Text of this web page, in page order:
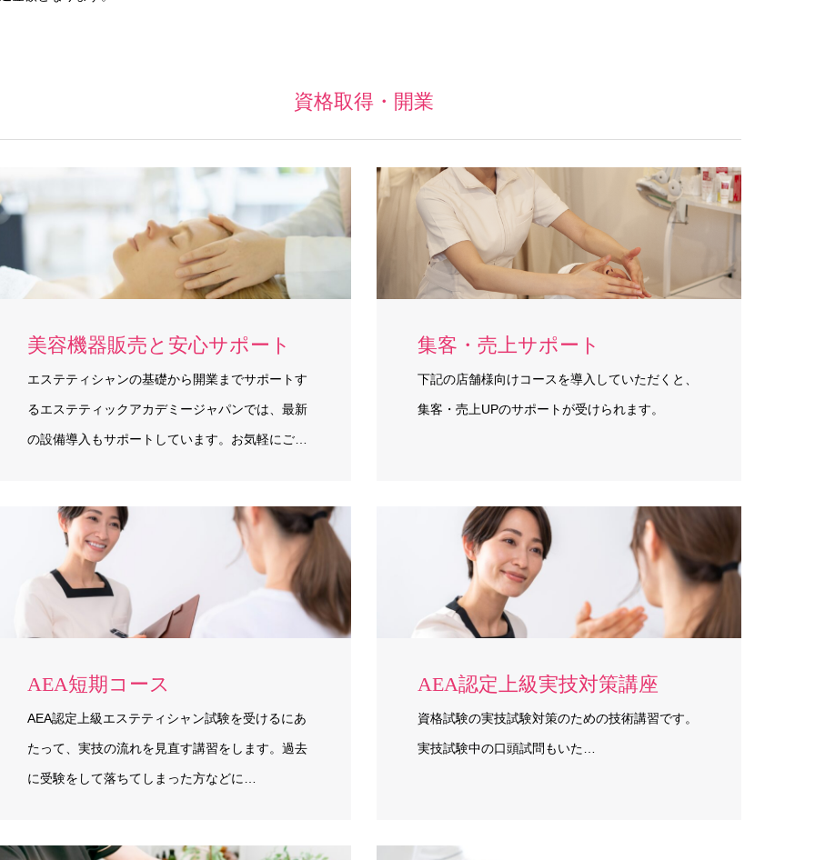
資格取得・開業
美容機器販売と安心サポート
エステティシャンの基礎から開業までサポートす
るエステティックアカデミージャパンでは、最新
の設備導入もサポートしています。お気軽にご…
集客・売上サポート
下記の店舗様向けコースを導入していただくと、
集客・売上UPのサポートが受けられます。
AEA短期コース
AEA認定上級エステティシャン試験を受けるにあ
たって、実技の流れを見直す講習をします。過去
に受験をして落ちてしまった方などに…
AEA認定上級実技対策講座
資格試験の実技試験対策のための技術講習です。
実技試験中の口頭試問もいた…